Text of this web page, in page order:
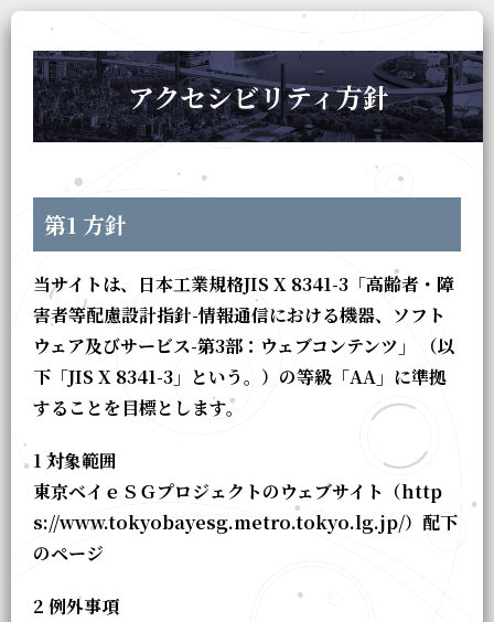
アクセシビリティ方針
第1 方針
当サイトは、日本工業規格JIS X 8341-3「高齢者・障
害者等配慮設計指針-情報通信における機器、ソフト
ウェア及びサービス-第3部：ウェブコンテンツ」 （以
下「JIS X 8341-3」という。）の等級「AA」に準拠
することを目標とします。
1 対象範囲
東京ベイｅＳＧプロジェクトのウェブサイト（http
s://www.tokyobayesg.metro.tokyo.lg.jp/）配下
のページ
2 例外事項